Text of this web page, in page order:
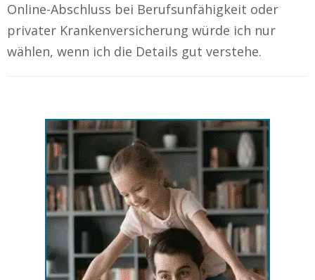
Online-Abschluss bei Berufsunfähigkeit oder
privater Krankenversicherung würde ich nur
wählen, wenn ich die Details gut verstehe.